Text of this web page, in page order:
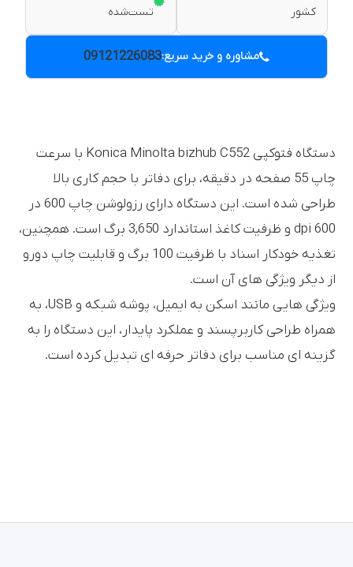
کشور
تست‌شده
مشاوره و خرید سریع:09121226083
دستگاه فتوکپی Konica Minolta bizhub C552 با سرعت
چاپ 55 صفحه در دقیقه، برای دفاتر با حجم کاری بالا
طراحی شده است. این دستگاه دارای رزولوشن چاپ 600 در
600 dpi و ظرفیت کاغذ استاندارد 3,650 برگ است. همچنین،
تغذیه خودکار اسناد با ظرفیت 100 برگ و قابلیت چاپ دورو
از دیگر ویژگی های آن است.
ویژگی هایی مانند اسکن به ایمیل، پوشه شبکه و USB، به
همراه طراحی کاربرپسند و عملکرد پایدار، این دستگاه را به
گزینه ای مناسب برای دفاتر حرفه ای تبدیل کرده است.